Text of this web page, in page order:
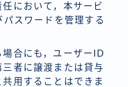
において，本サービ
スワードを管理する
合にも，ユーザーID
者に譲渡または貸与
用することはできま